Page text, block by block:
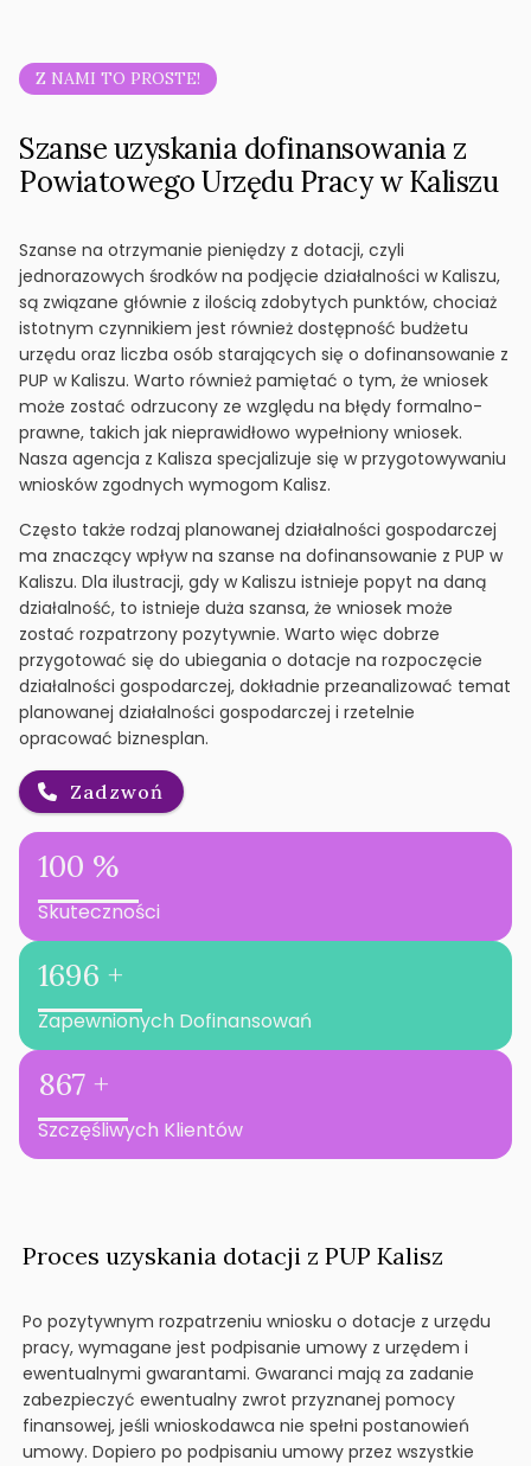
Z NAMI TO PROSTE!
Szanse uzyskania dofinansowania z
Powiatowego Urzędu Pracy w Kaliszu
Szanse na otrzymanie pieniędzy z dotacji, czyli
jednorazowych środków na podjęcie działalności w Kaliszu,
są związane głównie z ilością zdobytych punktów, chociaż
istotnym czynnikiem jest również dostępność budżetu
urzędu oraz liczba osób starających się o dofinansowanie z
PUP w Kaliszu. Warto również pamiętać o tym, że wniosek
może zostać odrzucony ze względu na błędy formalno-
prawne, takich jak nieprawidłowo wypełniony wniosek.
Nasza agencja z Kalisza specjalizuje się w przygotowywaniu
wniosków zgodnych wymogom Kalisz.
Często także rodzaj planowanej działalności gospodarczej
ma znaczący wpływ na szanse na dofinansowanie z PUP w
Kaliszu. Dla ilustracji, gdy w Kaliszu istnieje popyt na daną
działalność, to istnieje duża szansa, że wniosek może
zostać rozpatrzony pozytywnie. Warto więc dobrze
przygotować się do ubiegania o dotacje na rozpoczęcie
działalności gospodarczej, dokładnie przeanalizować temat
planowanej działalności gospodarczej i rzetelnie
opracować biznesplan.
Zadzwoń
100 %
Skuteczności
1696 +
Zapewnionych Dofinansowań
867 +
Szczęśliwych Klientów
Proces uzyskania dotacji z PUP Kalisz
Po pozytywnym rozpatrzeniu wniosku o dotacje z urzędu
pracy, wymagane jest podpisanie umowy z urzędem i
ewentualnymi gwarantami. Gwaranci mają za zadanie
zabezpieczyć ewentualny zwrot przyznanej pomocy
finansowej, jeśli wnioskodawca nie spełni postanowień
umowy. Dopiero po podpisaniu umowy przez wszystkie